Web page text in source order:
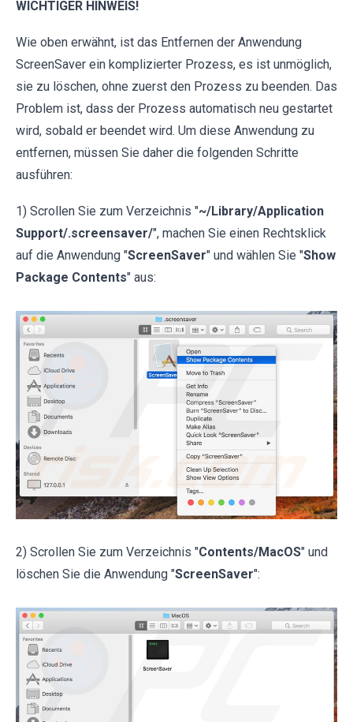
WICHTIGER HINWEIS!
Wie oben erwähnt, ist das Entfernen der Anwendung
ScreenSaver ein komplizierter Prozess, es ist unmöglich,
sie zu löschen, ohne zuerst den Prozess zu beenden. Das
Problem ist, dass der Prozess automatisch neu gestartet
wird, sobald er beendet wird. Um diese Anwendung zu
entfernen, müssen Sie daher die folgenden Schritte
ausführen:
1) Scrollen Sie zum Verzeichnis "~/Library/Application
Support/.screensaver/", machen Sie einen Rechtsklick
auf die Anwendung "ScreenSaver" und wählen Sie "Show
Package Contents" aus:
2) Scrollen Sie zum Verzeichnis "Contents/MacOS" und
löschen Sie die Anwendung "ScreenSaver":